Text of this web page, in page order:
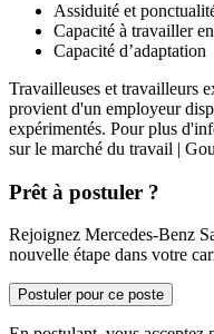
Assiduité et
Capacité à travailler
Capacité d’adaptation
Travailleuses et travailleurs
provient d'un employeur
expérimentés. Pour plus
sur le marché du travail |
Prêt à postuler ?
Rejoignez Mercedes-Benz
nouvelle étape dans votre
Postuler pour ce poste